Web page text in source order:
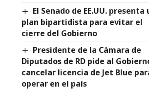
El Senado de EE.UU. presenta
plan bipartidista para evitar el
cierre del Gobierno
Presidente de la Càmara de
Diputados de RD pide al
cancelar licencia de Jet Blue
operar en el país